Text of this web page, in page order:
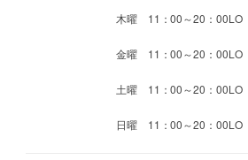
木曜 11：00～20：00LO
金曜 11：00～20：00LO
土曜 11：00～20：00LO
日曜 11：00～20：00LO